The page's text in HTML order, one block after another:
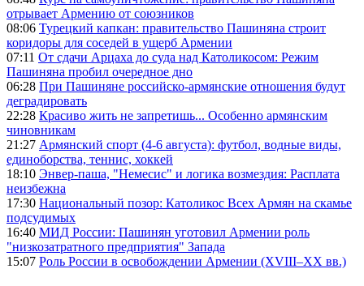
отрывает Армению от союзников
08:06 Турецкий капкан: правительство Пашиняна строит
коридоры для соседей в ущерб Армении
07:11 От сдачи Арцаха до суда над Католикосом: Режим
Пашиняна пробил очередное дно
06:28 При Пашиняне российско-армянские отношения будут
деградировать
22:28 Красиво жить не запретишь... Особенно армянским
чиновникам
21:27 Армянский спорт (4-6 августа): футбол, водные виды,
единоборства, теннис, хоккей
18:10 Энвер-паша, "Немесис" и логика возмездия: Расплата
неизбежна
17:30 Национальный позор: Католикос Всех Армян на скамье
подсудимых
16:40 МИД России: Пашинян уготовил Армении роль
"низкозатратного предприятия" Запада
15:07 Роль России в освобождении Армении (XVIII–XX вв.)